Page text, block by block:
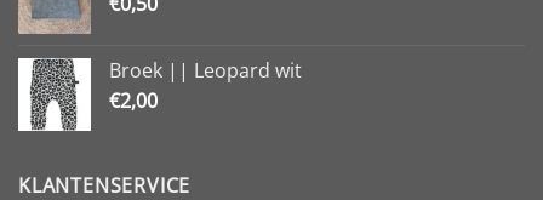
Broek || Leopard wit
€2,00
KLANTENSERVICE